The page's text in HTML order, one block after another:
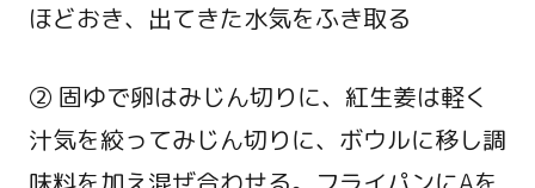
ほどおき、出てきた水気をふき取る
② 固ゆで卵はみじん切りに、紅生姜は軽く
汁気を絞ってみじん切りに、ボウルに移し調